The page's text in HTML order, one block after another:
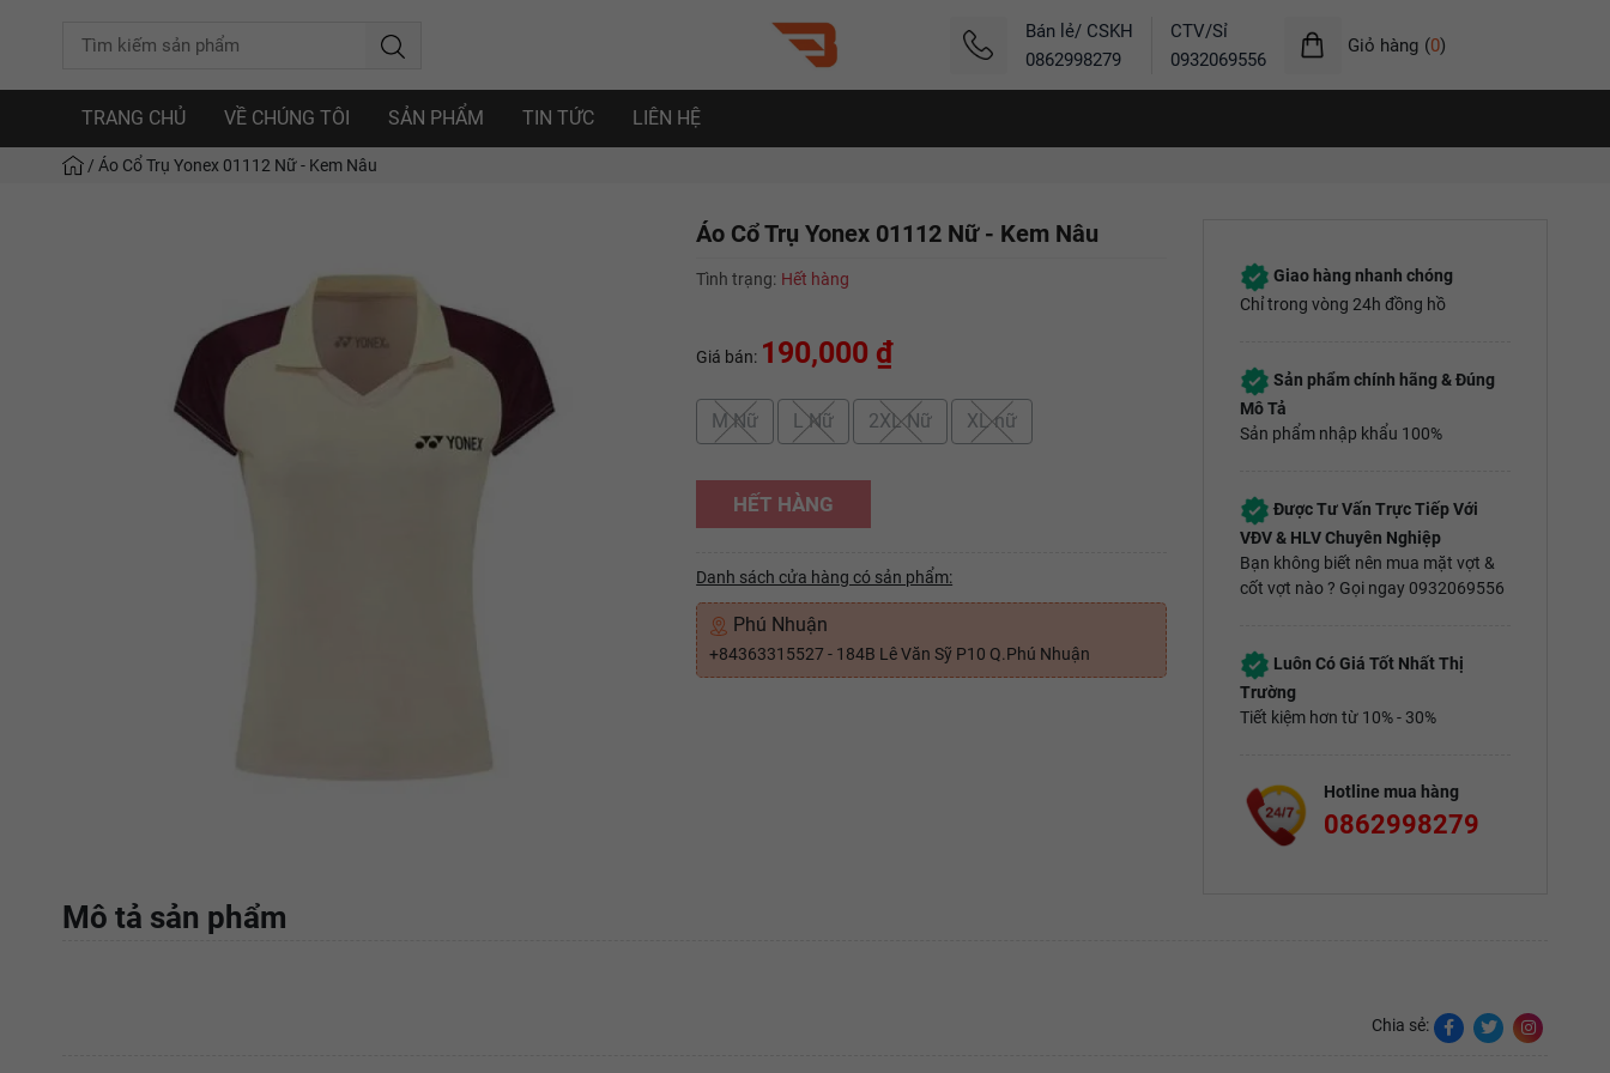
Bán lẻ/ CSKH
0862998279
CTV/Sỉ
0932069556
Giỏ hàng (0)
TRANG CHỦ VỀ CHÚNG TÔI SẢN PHẨM TIN TỨC LIÊN HỆ
/ Áo Cổ Trụ Yonex 01112 Nữ - Kem Nâu
Áo Cổ Trụ Yonex 01112 Nữ - Kem Nâu
Tình trạng: Hết hàng
Giá bán: 190,000 ₫
M Nữ L Nữ 2XL Nữ XL nữ
HẾT HÀNG
Danh sách cửa hàng có sản phẩm:
Phú Nhuận
+84363315527 - 184B Lê Văn Sỹ P10 Q.Phú Nhuận
Giao hàng nhanh chóng
Chỉ trong vòng 24h đồng hồ
Sản phẩm chính hãng & Đúng
Mô Tả
Sản phẩm nhập khẩu 100%
Được Tư Vấn Trực Tiếp Với
VĐV & HLV Chuyên Nghiệp
Bạn không biết nên mua mặt vợt &
cốt vợt nào ? Gọi ngay 0932069556
Luôn Có Giá Tốt Nhất Thị
Trường
Tiết kiệm hơn từ 10% - 30%
Hotline mua hàng
0862998279
Mô tả sản phẩm
Chia sẻ: